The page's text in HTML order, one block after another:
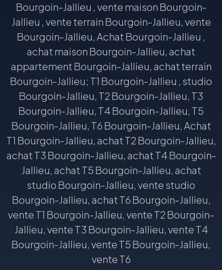
Bourgoin-Jallieu , vente maison Bourgoin-
Jallieu , vente terrain Bourgoin-Jallieu, vente
Bourgoin-Jallieu, Achat Bourgoin-Jallieu ,
achat maison Bourgoin-Jallieu, achat
appartement Bourgoin-Jallieu, achat terrain
Bourgoin-Jallieu; T1 Bourgoin-Jallieu , studio
Bourgoin-Jallieu, T2 Bourgoin-Jallieu, T3
Bourgoin-Jallieu, T4 Bourgoin-Jallieu, T5
Bourgoin-Jallieu, T6 Bourgoin-Jallieu, Achat
T1 Bourgoin-Jallieu, achat T2 Bourgoin-Jallieu,
achat T3 Bourgoin-Jallieu, achat T4 Bourgoin-
Jallieu, achat T5 Bourgoin-Jallieu, achat
studio Bourgoin-Jallieu, vente studio
Bourgoin-Jallieu, achat T6 Bourgoin-Jallieu,
vente T1 Bourgoin-Jallieu, vente T2 Bourgoin-
Jallieu, vente T3 Bourgoin-Jallieu, vente T4
Bourgoin-Jallieu, vente T5 Bourgoin-Jallieu,
vente T6